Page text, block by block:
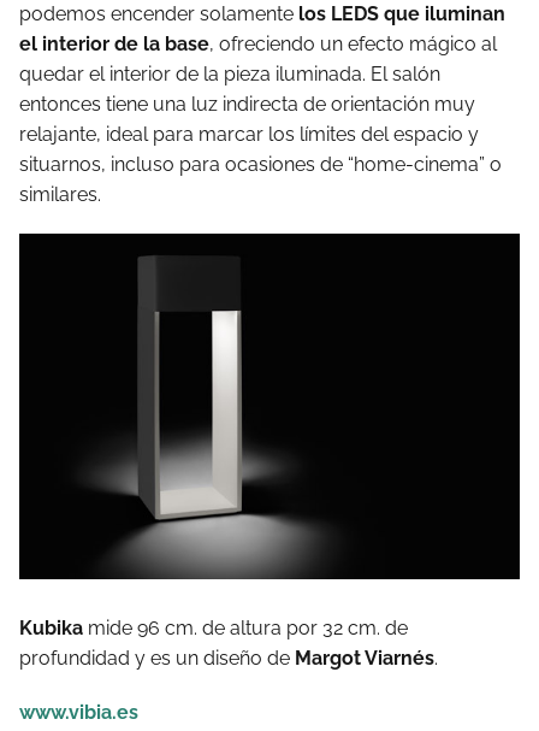
podemos encender solamente los LEDS que iluminan
el interior de la base, ofreciendo un efecto mágico al
quedar el interior de la pieza iluminada. El salón
entonces tiene una luz indirecta de orientación muy
relajante, ideal para marcar los límites del espacio y
situarnos, incluso para ocasiones de “home-cinema” o
similares.
Kubika mide 96 cm. de altura por 32 cm. de
profundidad y es un diseño de Margot Viarnés.
www.vibia.es